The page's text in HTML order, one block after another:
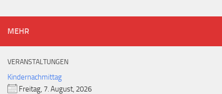
MEHR
VERANSTALTUNGEN
Kindernachmittag
Freitag, 7. August, 2026